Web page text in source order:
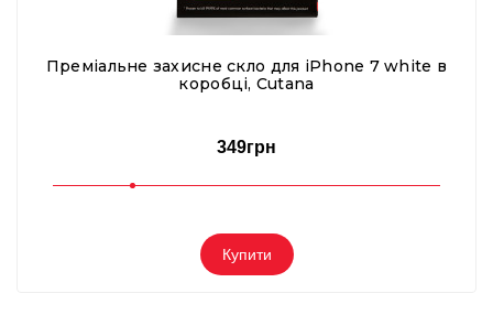
Преміальне захисне скло для iPhone 7 white в
коробці, Cutana
349грн
Купити